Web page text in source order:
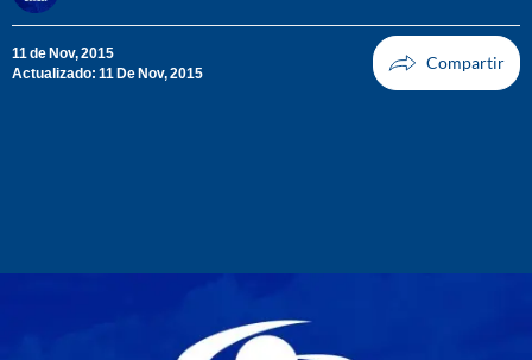
11 de Nov, 2015
Actualizado: 11 De Nov, 2015